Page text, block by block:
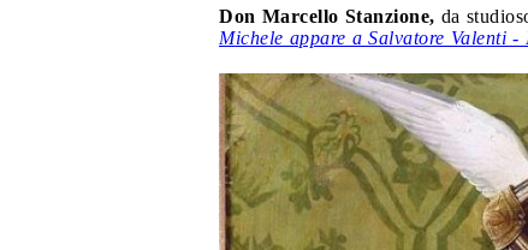
Don Marcello Stanzione, da
Michele appare a Salvatore Valenti